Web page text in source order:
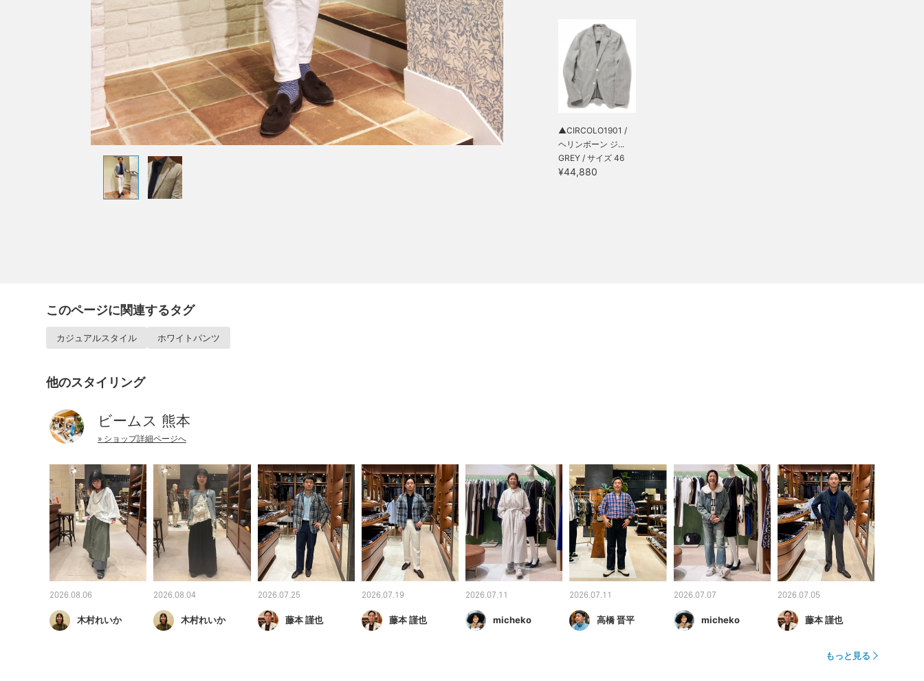
▲CIRCOLO1901 /
ヘリンボーン ジ...
GREY / サイズ 46
¥44,880
このページに関連するタグ
カジュアルスタイル ホワイトパンツ
他のスタイリング
ビームス 熊本
» ショップ詳細ページへ
2026.08.06
木村れいか
2026.08.04
木村れいか
2026.07.25
藤本 謹也
2026.07.19
藤本 謹也
2026.07.11
micheko
2026.07.11
高橋 晋平
2026.07.07
micheko
2026.07.05
藤本 謹也
もっと見る